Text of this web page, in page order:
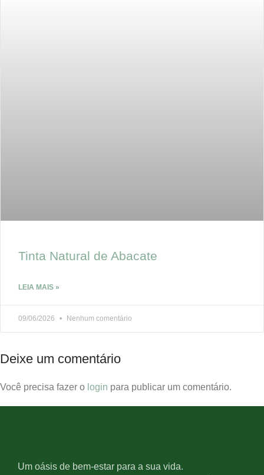
Tinta Natural de Abacate
LEIA MAIS »
09/06/2026 Nenhum comentário
Deixe um comentário
Você precisa fazer o login para publicar um comentário.
Um oásis de bem-estar para a sua vida.